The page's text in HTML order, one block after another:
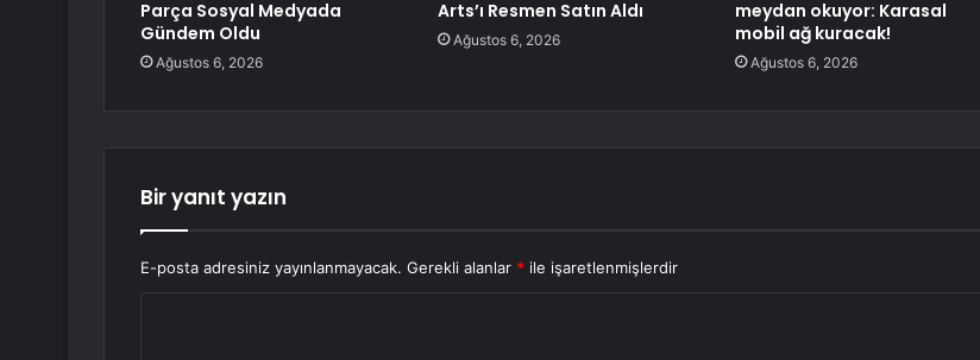
Parça Sosyal Medyada
Gündem Oldu
Ağustos 6, 2026
Arts’ı Resmen Satın Aldı
Ağustos 6, 2026
meydan okuyor: Karasal
mobil ağ kuracak!
Ağustos 6, 2026
Bir yanıt yazın
E-posta adresiniz yayınlanmayacak. Gerekli alanlar * ile işaretlenmişlerdir